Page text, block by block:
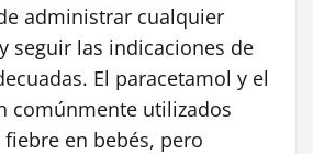
administrar cualquier
seguir las indicaciones de
El paracetamol y el
comúnmente utilizados
en bebés, pero